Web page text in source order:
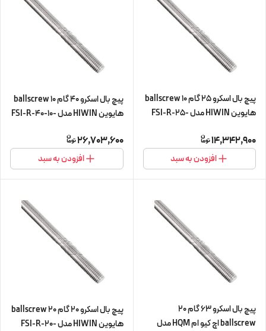
پیچ بال اسکرو 25 گام 10 ballscrew
هایوین HIWIN مدل FSI-R-25-
سی)
14,342,900
افزودن به سبد
پیچ بال اسکرو 40 گام 10 ballscrew
هایوین HIWIN مدل FSI-R-40-10-
26,703,600
افزودن به سبد
پیچ بال اسکرو 63 گام 20
ballscrew اچ کیو ام HQM مدل
پیچ بال اسکرو 20 گام 20 ballscrew
هایوین HIWIN مدل FSI-R-20-